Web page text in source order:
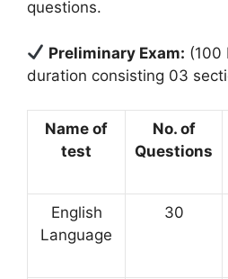
questions.
Preliminary Exam: (100
duration consisting 03
Name of
test
No. of
Questions
English
Language
30